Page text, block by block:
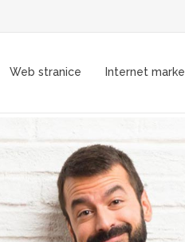
Web stranice Internet